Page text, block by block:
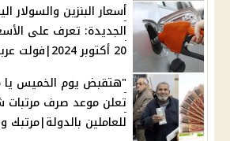
أسعار البنزين والسولار
الجديدة: تعرف على
20 أكتوبر 2024|فولت عربيتك بكام؟
"هتقبض يوم الخميس يا
للعاملين بالدولة|مرتبك وصل